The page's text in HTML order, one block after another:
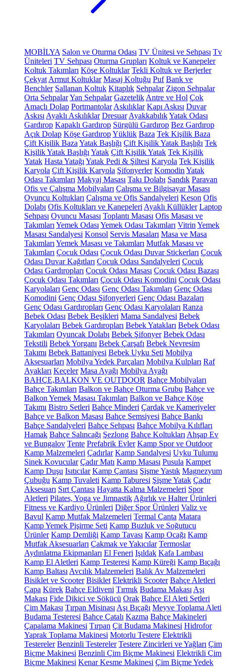
MOBİLYA Salon ve Oturma Odası TV Ünitesi ve Sehpası Tv
Üniteleri TV Sehpası Oturma Grupları Koltuk ve Kanepeler
Koltuk Takımları Köşe Koltuklar Tekli Koltuk ve Berjerler
Çekyat Armut Koltuklar Masaj Koltuğu Puf Bank ve
Benchler Sallanan Koltuk Kitaplık Sehpalar Zigon Sehpalar
Orta SehpalarYan Sehpalar Gazetelik Antre ve Hol Çok
Amaçlı Dolap Portmantolar Askılıklar Kapı Askısı Duvar
Askısı Ayaklı Askılıklar Dresuar AyakkabılıkYatak Odası
Gardırop Kapaklı Gardırop Sürgülü Gardırop Bez Gardırop
Açık Dolap Köşe GardıropYüklük Baza Tek Kişilik Baza
Çift Kişilik Baza Yatak Başlığı Çift Kişilik Yatak Başlığı Tek
Kişilik Yatak Başlığı Yatak Çift Kişilik Yatak Tek Kişilik
Yatak Hasta Yatağı Yatak Pedi & Şiltesi Karyola Tek Kişilik
Karyola Çift Kişilik Karyola Şifonyerler Komodin Yatak
Odası Takımları Makyaj Masası Takı Dolabı Sandık Paravan
Ofis ve Çalışma Mobilyaları Çalışma ve Bilgisayar Masası
Oyuncu Koltukları Çalışma ve Ofis Sandalyeleri Keson Ofis
Dolabı Ofis Koltukları ve Kanepeleri Ayaklı Küllükler Laptop
Sehpası Oyuncu Masası Toplantı Masası Ofis Masası ve
Takımları Yemek Odası Yemek Odası Takımları Vitrin Yemek
Masası Sandalyesi Konsol Servis Masaları Masa ve Masa
Takımları Yemek Masası ve Takımları Mutfak Masası ve
Takımları Çocuk Odası Çocuk Odası Duvar Stickerları Çocuk
Odası Duvar Kağıtları Çocuk Odası Sandalyeleri Çocuk
Odası Gardıropları Çocuk Odası Masası Çocuk Odası Bazası
Çocuk Odası Takımları Çocuk Odası Komodini Çocuk Odası
Karyolaları Genç Odası Genç Odası Takımları Genç Odası
Komodini Genç Odası Şifonyerleri Genç Odası Bazaları
Genç Odası Gardıropları Genç Odası Karyolaları Ranza
Bebek Odası Bebek Beşikleri Mama Sandalyesi Bebek
Karyolaları Bebek Gardıropları Bebek Yatakları Bebek Odası
Takımları Oyuncak Dolabı Bebek Şifonyer Bebek Odası
Tekstili Bebek Yorganı Bebek Çarşafı Bebek Nevresim
Takımı Bebek Battaniyesi Bebek Uyku Seti Mobilya
Aksesuarları Mobilya Yedek Parçaları Mobilya Kulpları Raf
Ayakları Keçeler Masa Ayağı Mobilya Ayağı
BAHÇE,BALKON VE OUTDOOR Bahçe Mobilyaları
Bahçe Takımları Balkon ve Bahçe Oturma Grubu Bahçe ve
Balkon Yemek Masası Takımları Balkon ve Bahçe Köşe
Takımı Bistro Setleri Bahçe Minderi Çardak ve Kameriyeler
Bahçe ve Balkon Masası Bahçe Şemsiyesi Bahçe Bankı
Bahçe Sandalyeleri Bahçe Sehpası Bahçe Mobilya Kılıfları
Hamak Bahçe Salıncağı Şezlong Bahçe Koltukları Ahşap Ev
ve Bungalov Tente Prefabrik Evler Kamp Spor ve Outdoor
Kamp Malzemeleri Çadırlar Kamp Sandalyesi Uyku Tulumu
Sinek Kovucular Çadır Matı Kamp Masası Pusula Kampet
Kamp Duşu Isıtıcılar Kamp Çantası Şişme Yastık Magnezyum
Çubuğu Kamp Tuvaleti Kamp Taburesi Şişme Yatak Çadır
Aksesuarı Sırt Çantası Hayatta Kalma Malzemeleri Spor
Aletleri Pilates, Yoga ve Jimnastik Ağırlık ve Halter Ürünleri
Fitness ve Kardiyo Ürünleri Diğer Spor Ürünleri Valiz ve
Bavul Kamp Mutfak Malzemeleri Termal Çanta Matara
Kamp Yemek Pişirme Seti Kamp Buzluk ve Soğutucu
Ürünler Kamp Demliği Kamp Tavası Kamp Ocağı Kamp
Mutfak Aksesuarları Çakmak ve Yakıcılar Termoslar
Aydınlatma Ekipmanları El Feneri Işıldak Kafa Lambası
Kamp El Aletleri Kamp Testeresi Kamp Küreği Kamp Bıçağı
Kamp Baltası Avcılık Malzemeleri Balık Av Malzemeleri
Bisiklet ve Scooter Bisiklet Elektrikli Scooter Bahçe Aletleri
Çapa Kürek Bahçe Eldiveni Tırmık Budama Makası Aşı
Makası Fide Dikici ve Sökücü Orak Bahçe El Aleti Setleri
Çim Makası Tırpan Misinası Aşı Bıçağı Meyve Toplama Aleti
Budama Testeresi Bahçe Çatalı Kazma Bahçe Makineleri
Çapalama Makinesi Tırpan Çit Budama Makinesi Hidrofor
Yaprak Toplama Makinesi Motorlu Testere Elektrikli
Testereler Benzinli Testereler Testere Zincirleri ve Yağları Çim
Biçme Makinesi Benzinli Çim Biçme Makinesi Elektrikli Çim
Biçme Makinesi Kenar Kesme Makinesi Çim Biçme Yedek